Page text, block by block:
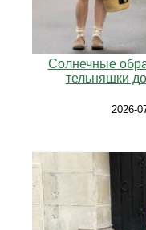
Солнечные
тельняшки
2026-